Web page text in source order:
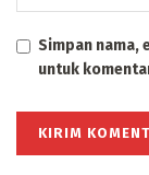
Simpan nama,
untuk